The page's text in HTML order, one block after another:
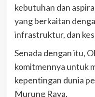
kebutuhan dan
yang berkaitan
infrastruktur, dan
Senada dengan itu,
komitmennya untuk
kepentingan dunia
Murung Raya.